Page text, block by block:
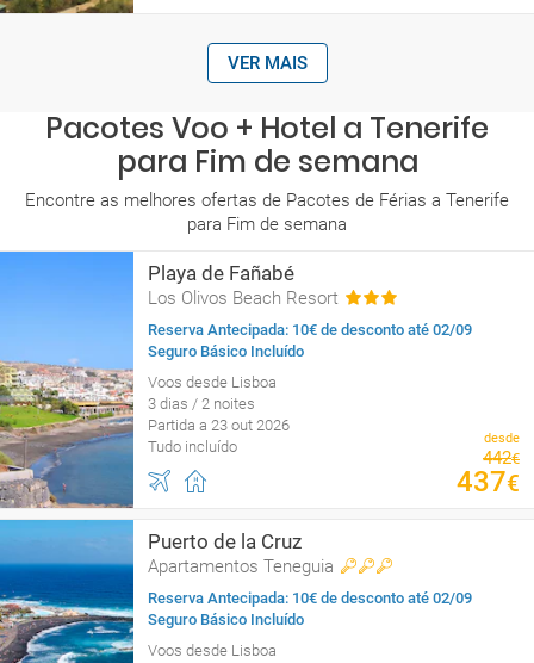
VER MAIS
Pacotes Voo + Hotel a Tenerife
para Fim de semana
Encontre as melhores ofertas de Pacotes de Férias a Tenerife
para Fim de semana
Playa de Fañabé
Los Olivos Beach Resort
Reserva Antecipada: 10€ de desconto até 02/09
Seguro Básico Incluído
Voos desde Lisboa
3 dias / 2 noites
Partida a 23 out 2026
Tudo incluído
desde
442€
437€
Puerto de la Cruz
Apartamentos Teneguia
Reserva Antecipada: 10€ de desconto até 02/09
Seguro Básico Incluído
Voos desde Lisboa